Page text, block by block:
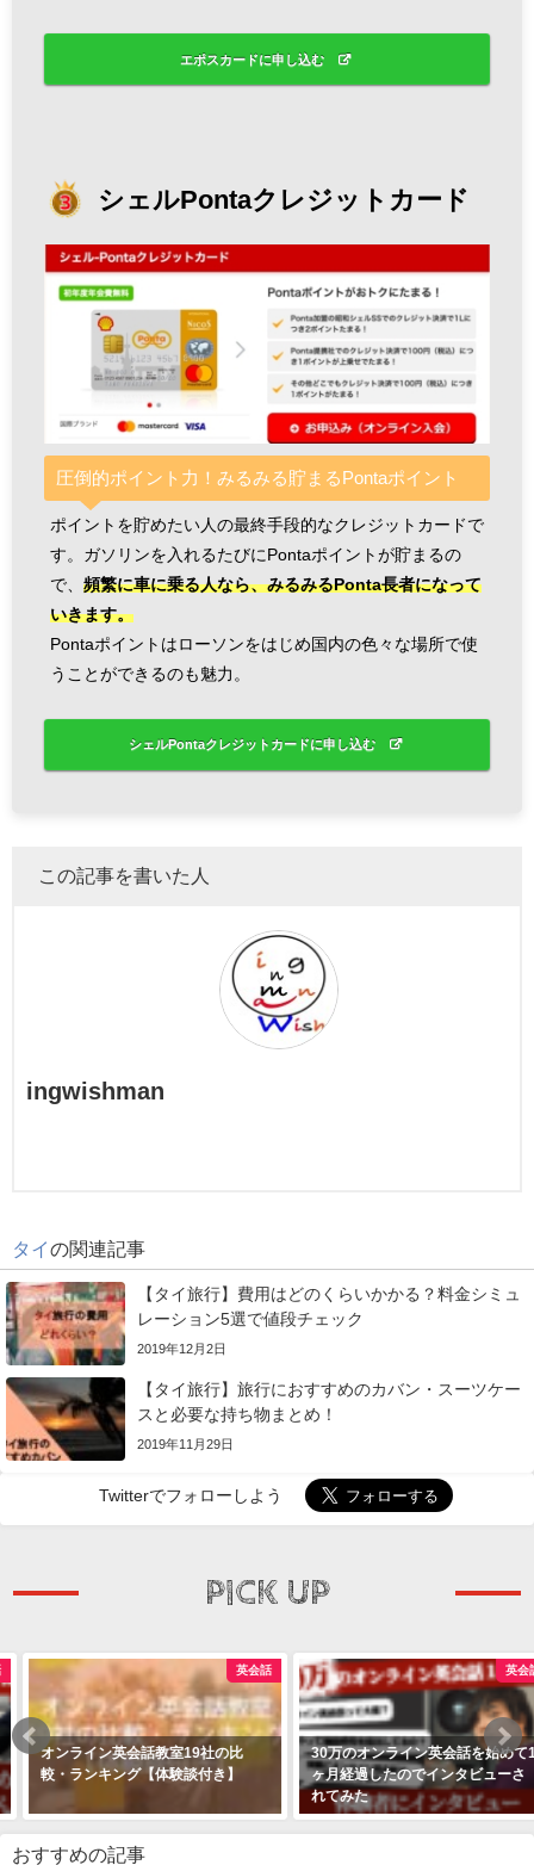
エポスカードに申し込む
シェルPontaクレジットカード
圧倒的ポイント力！みるみる貯まるPontaポイント
ポイントを貯めたい人の最終手段的なクレジットカードで
す。ガソリンを入れるたびにPontaポイントが貯まるの
で、 頻繁に車に乗る人なら、みるみるPonta長者になって
いきます。
Pontaポイントはローソンをはじめ国内の色々な場所で使
うことができるのも魅力。
シェルPontaクレジットカードに申し込む
この記事を書いた人
ingwishman
タイの関連記事
【タイ旅行】費用はどのくらいかかる？料金シミュ
レーション5選で値段チェック
2019年12月2日
【タイ旅行】旅行におすすめのカバン・スーツケー
スと必要な持ち物まとめ！
2019年11月29日
Twitterでフォローしよう
PICK UP
英会話
オンライン英会話教室19社の比
較・ランキング【体験談付き】
英会話
30万のオンライン英会話を始めて1
ヶ月経過したのでインタビューさ
れてみた
おすすめの記事